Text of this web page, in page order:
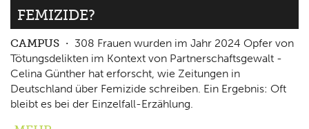
FEMIZIDE?
CAMPUS
308 Frauen wurden im Jahr 2024 Opfer von
Tötungsdelikten im Kontext von Partnerschaftsgewalt -
Celina Günther hat erforscht, wie Zeitungen in
Deutschland über Femizide schreiben. Ein Ergebnis: Oft
bleibt es bei der Einzelfall-Erzählung.